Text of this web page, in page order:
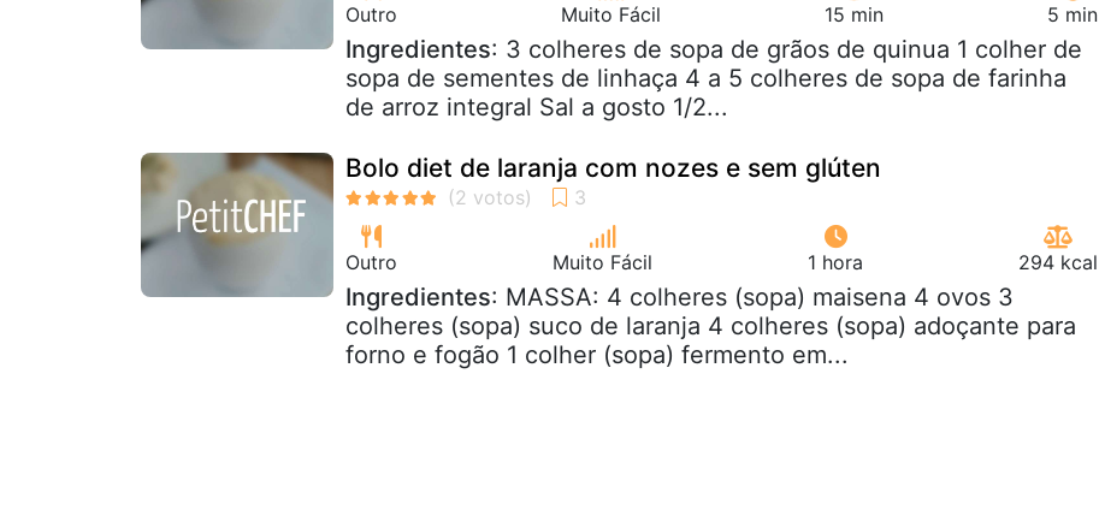
Outro Muito Fácil 15 min 5 min
Ingredientes: 3 colheres de sopa de grãos de quinua 1 colher de
sopa de sementes de linhaça 4 a 5 colheres de sopa de farinha
de arroz integral Sal a gosto 1/2...
Bolo diet de laranja com nozes e sem glúten
Outro Muito Fácil 1 hora 294 kcal
Ingredientes: MASSA: 4 colheres (sopa) maisena 4 ovos 3
colheres (sopa) suco de laranja 4 colheres (sopa) adoçante para
forno e fogão 1 colher (sopa) fermento em...